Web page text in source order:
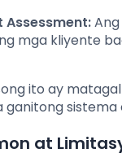
Assessment:
mga kliyente
ito ay
ganitong
at